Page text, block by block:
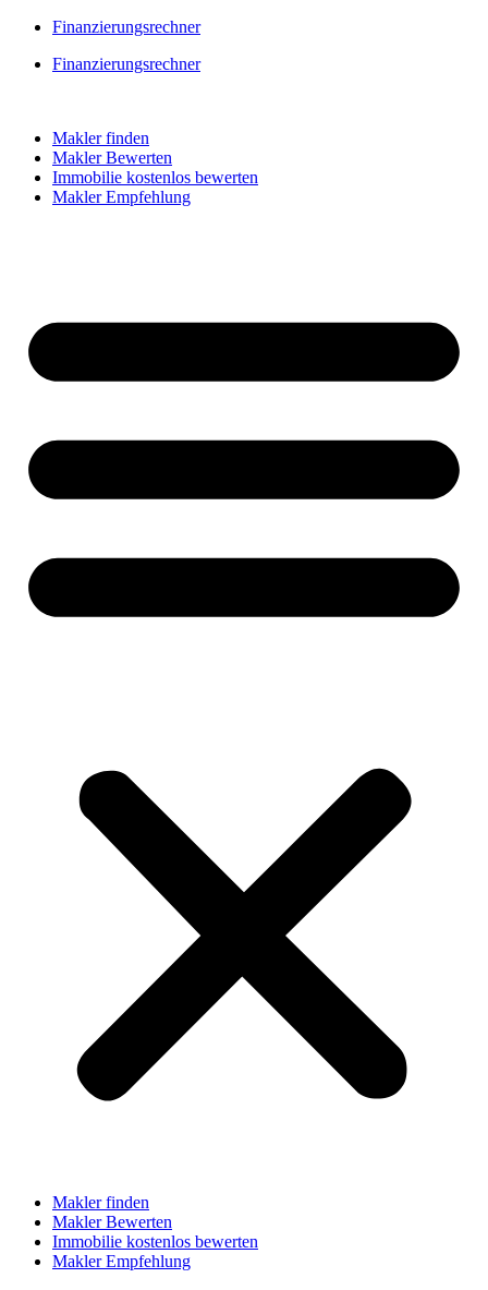
Skip
content
Finanzierungsrechner
Finanzierungsrechner
Makler finden
Makler Bewerten
Immobilie kostenlos bewerten
Makler Empfehlung
Makler finden
Makler Bewerten
Immobilie kostenlos bewerten
Makler Empfehlung